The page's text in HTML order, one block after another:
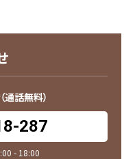
話無料）
287
- 18:00